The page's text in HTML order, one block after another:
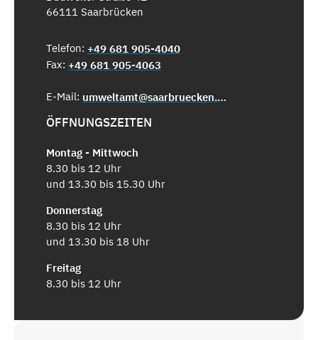
66111 Saarbrücken
Telefon: +49 681 905-4040
Fax: +49 681 905-4063
E-Mail: umweltamt@saarbruecken.de
ÖFFNUNGSZEITEN
Montag - Mittwoch
8.30 bis 12 Uhr
und 13.30 bis 15.30 Uhr
Donnerstag
8.30 bis 12 Uhr
und 13.30 bis 18 Uhr
Freitag
8.30 bis 12 Uhr